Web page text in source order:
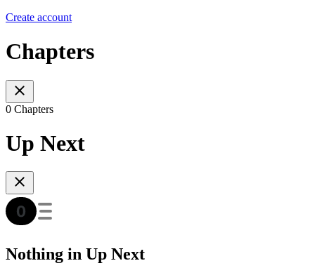
Create account
Chapters
0 Chapters
Up Next
Nothing in Up Next